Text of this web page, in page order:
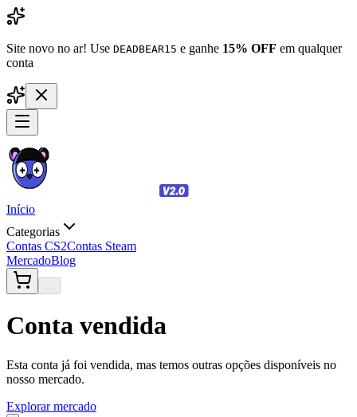
Site novo no ar! Use DEADBEAR15 e ganhe 15% OFF em qualquer
conta
Início
Categorias
Contas CS2Contas Steam
MercadoBlog
...
Conta vendida
Esta conta já foi vendida, mas temos outras opções disponíveis no
nosso mercado.
Explorar mercado